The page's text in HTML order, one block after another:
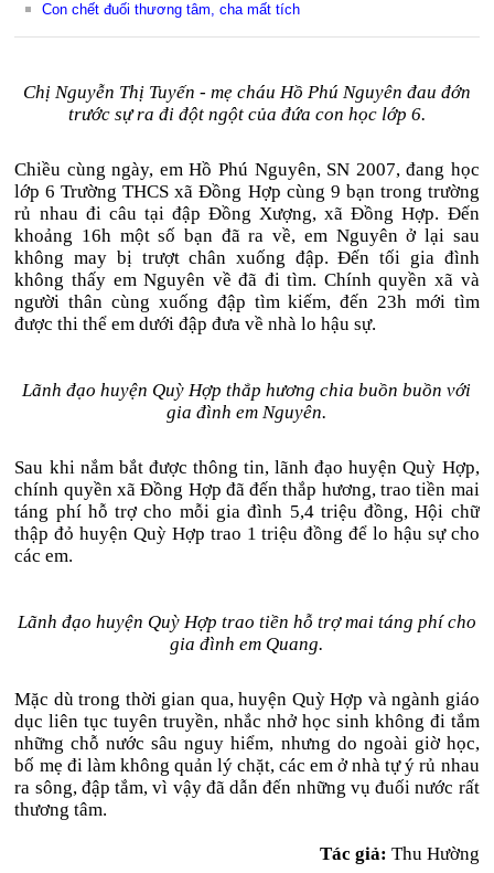
Con chết đuối thương tâm, cha mất tích
Chị Nguyễn Thị Tuyến - mẹ cháu Hồ Phú Nguyên đau đớn
trước sự ra đi đột ngột của đứa con học lớp 6.
Chiều cùng ngày, em Hồ Phú Nguyên, SN 2007, đang học
lớp 6 Trường THCS xã Đồng Hợp cùng 9 bạn trong trường
rủ nhau đi câu tại đập Đồng Xượng, xã Đồng Hợp. Đến
khoảng 16h một số bạn đã ra về, em Nguyên ở lại sau
không may bị trượt chân xuống đập. Đến tối gia đình
không thấy em Nguyên về đã đi tìm. Chính quyền xã và
người thân cùng xuống đập tìm kiếm, đến 23h mới tìm
được thi thể em dưới đập đưa về nhà lo hậu sự.
Lãnh đạo huyện Quỳ Hợp thắp hương chia buồn buồn với
gia đình em Nguyên.
Sau khi nắm bắt được thông tin, lãnh đạo huyện Quỳ Hợp,
chính quyền xã Đồng Hợp đã đến thắp hương, trao tiền mai
táng phí hỗ trợ cho mỗi gia đình 5,4 triệu đồng, Hội chữ
thập đỏ huyện Quỳ Hợp trao 1 triệu đồng để lo hậu sự cho
các em.
Lãnh đạo huyện Quỳ Hợp trao tiền hỗ trợ mai táng phí cho
gia đình em Quang.
Mặc dù trong thời gian qua, huyện Quỳ Hợp và ngành giáo
dục liên tục tuyên truyền, nhắc nhở học sinh không đi tắm
những chỗ nước sâu nguy hiểm, nhưng do ngoài giờ học,
bố mẹ đi làm không quản lý chặt, các em ở nhà tự ý rủ nhau
ra sông, đập tắm, vì vậy đã dẫn đến những vụ đuối nước rất
thương tâm.
Tác giả: Thu Hường